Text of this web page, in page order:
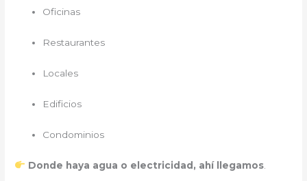
Oficinas
Restaurantes
Locales
Edificios
Condominios
Donde haya agua o electricidad, ahí llegamos.